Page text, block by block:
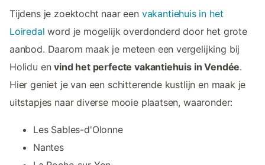
Tijdens je zoektocht naar een vakantiehuis in het
Loiredal word je mogelijk overdonderd door het grote
aanbod. Daarom maak je meteen een vergelijking bij
Holidu envind het perfecte vakantiehuis in Vendée.
Hier geniet je van een schitterende kustlijn en maak je
uitstapjes naar diverse mooie plaatsen, waaronder:
Les Sables-d'Olonne
Nantes